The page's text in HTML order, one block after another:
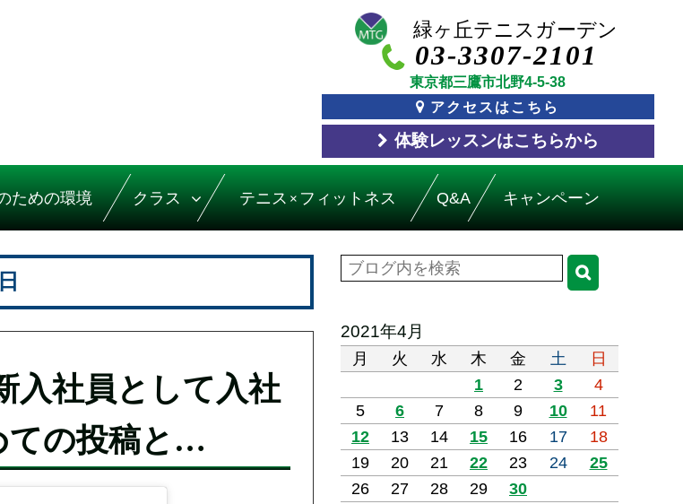
03-3307-2101
東京都三鷹市北野4-5-38
アクセスはこちら
体験レッスンはこちらから
ための環境 クラス テニス × フィットネス Q&A キャンペーン
入社員として入社
ての投稿と…
2021年4月
月 火 水 木 金 土
日
1
2 3
4
5
6 7 8 9 10
11
12
13 14 15 16 17
18
19
20 21 22 23 24
25
26
27 28 29
30